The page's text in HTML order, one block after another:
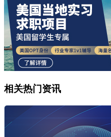
相关热门资讯